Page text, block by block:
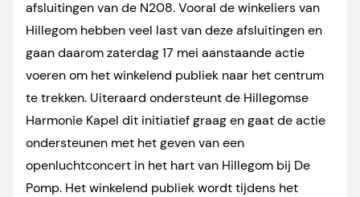
afsluitingen van de N208. Vooral de winkeliers van
Hillegom hebben veel last van deze afsluitingen en
gaan daarom zaterdag 17 mei aanstaande actie
voeren om het winkelend publiek naar het centrum
te trekken. Uiteraard ondersteunt de Hillegomse
Harmonie Kapel dit initiatief graag en gaat de actie
ondersteunen met het geven van een
openluchtconcert in het hart van Hillegom bij De
Pomp. Het winkelend publiek wordt tijdens het